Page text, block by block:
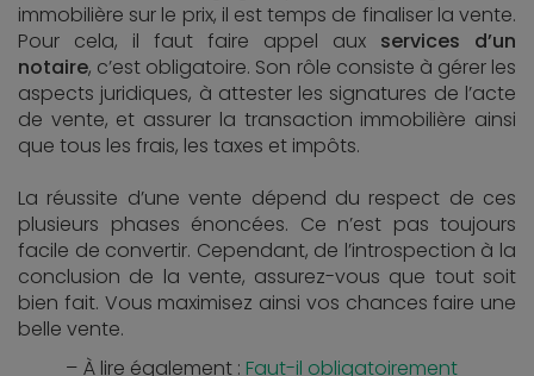
immobilière sur le prix, il est temps de finaliser la vente.
Pour cela, il faut faire appel aux services d’un
notaire, c’est obligatoire. Son rôle consiste à gérer les
aspects juridiques, à attester les signatures de l’acte
de vente, et assurer la transaction immobilière ainsi
que tous les frais, les taxes et impôts.
La réussite d’une vente dépend du respect de ces
plusieurs phases énoncées. Ce n’est pas toujours
facile de convertir. Cependant, de l’introspection à la
conclusion de la vente, assurez-vous que tout soit
bien fait. Vous maximisez ainsi vos chances faire une
belle vente.
À lire également : Faut-il obligatoirement